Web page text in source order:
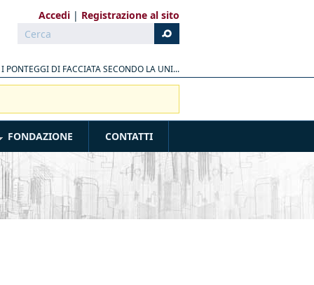
Accedi Registrazione al sito
Form di ricerca
Cerca
I PONTEGGI DI FACCIATA SECONDO LA UNI...
FONDAZIONE CONTATTI